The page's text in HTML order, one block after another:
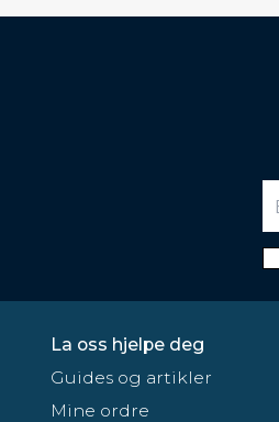
La oss hjelpe deg
Guides og artikler
Mine ordre